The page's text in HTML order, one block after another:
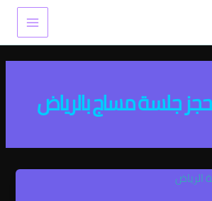
Main
Menu
حجز جلسة مساج بالرياض